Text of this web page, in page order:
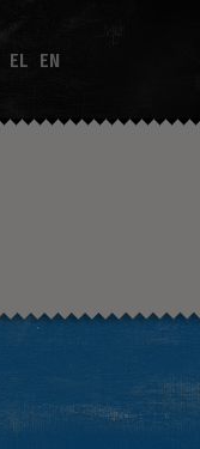
EL EN
πνευματικά δικαιώματα